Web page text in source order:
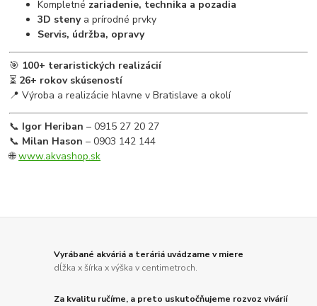
Kompletné zariadenie, technika a pozadia
3D stenya prírodné prvky
Servis, údržba, opravy
🎯 100+ teraristických realizácií
⏳ 26+ rokov skúseností
📍 Výroba a realizácie hlavne v Bratislave a okolí
📞 Igor Heriban – 0915 27 20 27
📞 Milan Hason – 0903 142 144
🌐www.akvashop.sk
Vyrábané akváriá a teráriá uvádzame v miere
dĺžka x šírka x výška v centimetroch.
Za kvalitu ručíme, a preto uskutočňujeme rozvoz vivárií